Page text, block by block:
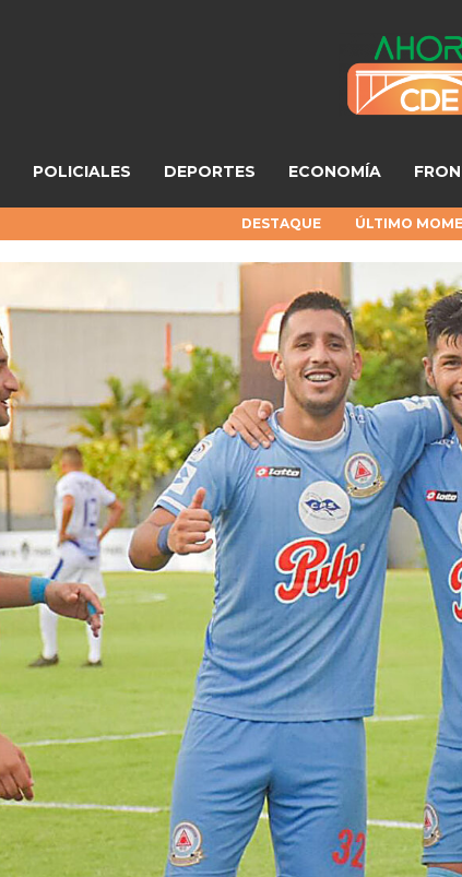
POLICIALES DEPORTES ECONOMÍA
DESTAQUE ÚLTIMO